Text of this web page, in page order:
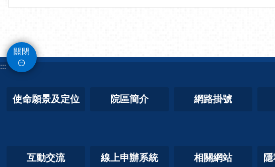
關閉
:::
使命願景及定位 院區簡介 網路掛號
互動交流 線上申辦系統 相關網站